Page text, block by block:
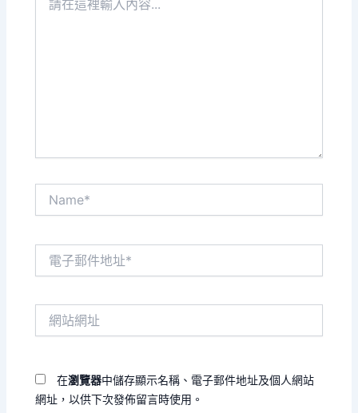
在瀏覽器中儲存顯示名稱、電子郵件地址及個人網站
網址，以供下次發佈留言時使用。